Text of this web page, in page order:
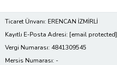
Ticaret Ünvanı: ERENCAN İZMİRLİ
Kayıtlı E-Posta Adresi: [email protected]
Vergi Numarası: 4841309545
Mersis Numarası: -